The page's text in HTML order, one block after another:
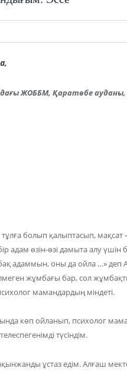
ЖОББМ, Қаратөбе
тұлға болып қалыптасып,
адам өзін-өзі дамыта алу
адаммын, оны да ойла …» деп
жұмбағы бар, сол
мамандардың міндеті.
көп ойланып, психолог
түсіндім.
ұстаз едім. Алғаш